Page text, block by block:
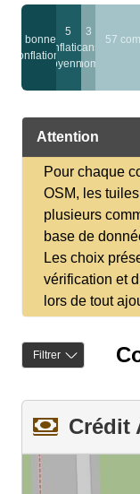
7 bonnes
conflations
5
conflations
moyennes
3
sans
nom
57
Attention
Pour chaque
OSM, les
plusieurs
base de
Les choix
vérification et
lors de tout
Filtrer
Crédit